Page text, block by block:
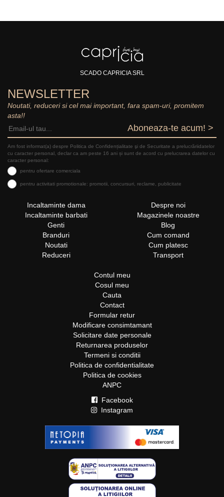
SCADO CAPRICIA SRL
NEWSLETTER
Noutati, reduceri si cel mai important, fara spam-uri, promitem
asta!!
Aboneaza-te acum! >
Am fost informat(a) despre Politica de Confidențialitate şi de Securitate a prelucrăriidatelor
cu caracter personal, declar ca am peste 16 ani și sunt de acord cu prelucrarea datelor cu
caracter personal:
pentru ofertare comerciala
pentru activitati promotionale: promotii, concursuri, reclame, publicitate
Incaltaminte dama
Incaltaminte barbati
Genti
Branduri
Noutati
Reduceri
Despre noi
Magazinele noastre
Blog
Cum comand
Cum platesc
Transport
Contul meu
Cosul meu
Cauta
Contact
Formular retur
Modificare consimtamant
Solicitare date personale
Returnarea produselor
Termeni si conditii
Politica de confidentialitate
Politica de cookies
ANPC
Facebook
Instagram